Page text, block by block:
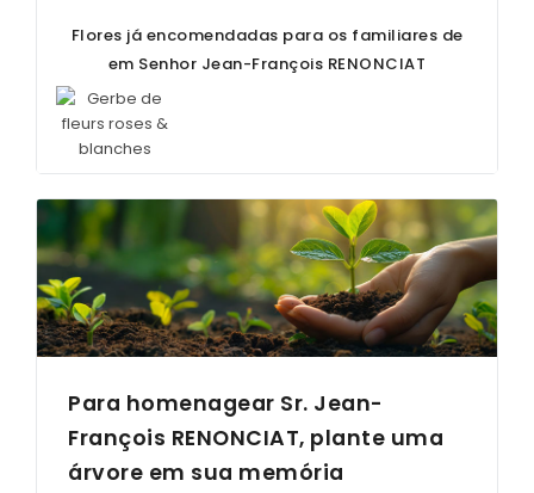
Flores já encomendadas para os familiares de
em Senhor Jean-François RENONCIAT
Para homenagear Sr. Jean-
François RENONCIAT, plante uma
árvore em sua memória